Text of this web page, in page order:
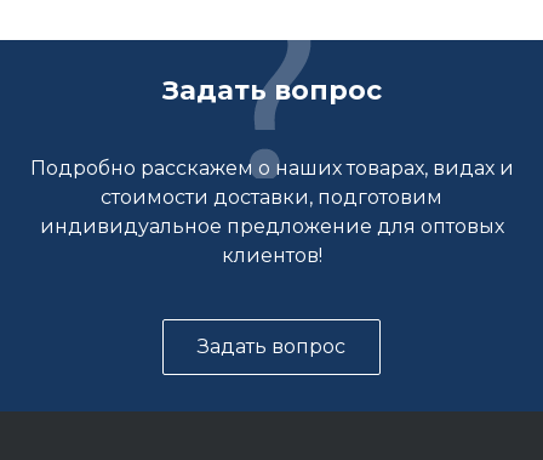
Задать вопрос
Подробно расскажем о наших товарах, видах и
стоимости доставки, подготовим
индивидуальное предложение для оптовых
клиентов!
Задать вопрос